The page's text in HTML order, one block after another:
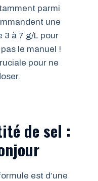
parmi
une
3 à 7 g/L pour
le manuel !
pour ne
de sel :
est d’une